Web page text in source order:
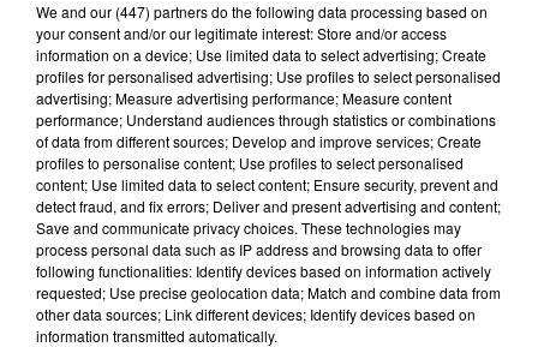
Lecture (4 min 9 sec)
100%
We and our (447) partnersdo the following data processing based on
your consent and/or our legitimate interest: Store and/or access
information on a device; Use limited data to select advertising; Create
profiles for personalised advertising; Use profiles to select personalised
advertising; Measure advertising performance; Measure content
performance; Understand audiences through statistics or combinations
of data from different sources; Develop and improve services; Create
profiles to personalise content; Use profiles to select personalised
content; Use limited data to select content; Ensure security, prevent and
detect fraud, and fix errors; Deliver and present advertising and content;
Save and communicate privacy choices. These technologies may
process personal data such as IP address and browsing data to offer
following functionalities: Identify devices based on information actively
requested; Use precise geolocation data; Match and combine data from
other data sources; Link different devices; Identify devices based on
information transmitted automatically.